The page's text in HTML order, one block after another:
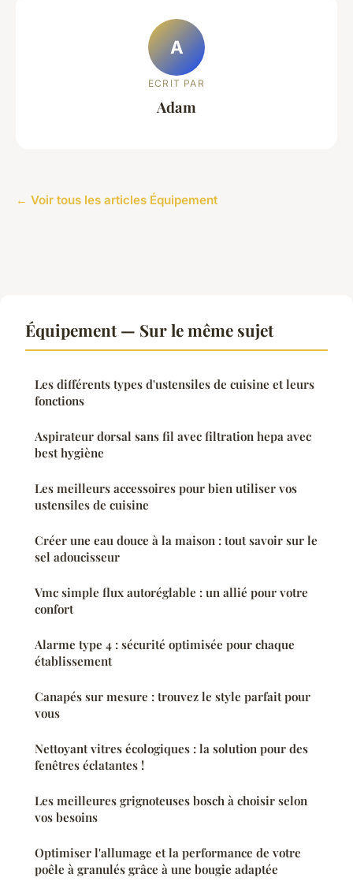
A
ECRIT PAR
Adam
← Voir tous les articles Équipement
Équipement — Sur le même sujet
Les différents types d'ustensiles de cuisine et leurs
fonctions
Aspirateur dorsal sans fil avec filtration hepa avec
best hygiène
Les meilleurs accessoires pour bien utiliser vos
ustensiles de cuisine
Créer une eau douce à la maison : tout savoir sur le
sel adoucisseur
Vmc simple flux autoréglable : un allié pour votre
confort
Alarme type 4 : sécurité optimisée pour chaque
établissement
Canapés sur mesure : trouvez le style parfait pour
vous
Nettoyant vitres écologiques : la solution pour des
fenêtres éclatantes !
Les meilleures grignoteuses bosch à choisir selon
vos besoins
Optimiser l'allumage et la performance de votre
poêle à granulés grâce à une bougie adaptée